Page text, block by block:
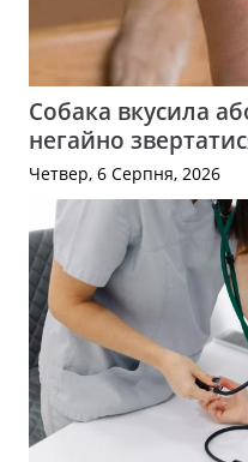
Собака вкусила
негайно
Четвер, 6 Серпня, 2026